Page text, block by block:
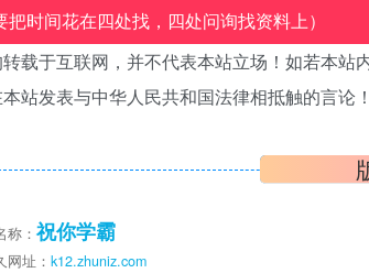
把时间花在四处找，四处问询找资料上）
载于互联网，并不代表本站立场！如若本
站发表与中华人民共和国法律相抵触的言论！
称： 祝你学霸
网址： k12.zhuniz.com